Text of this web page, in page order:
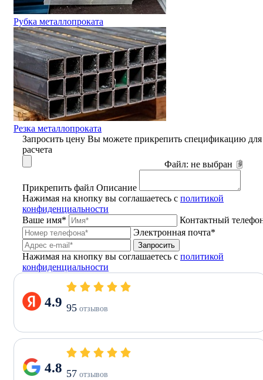
Рубка металлопроката
Резка металлопроката
Запросить цену Вы можете прикрепить спецификацию для
расчета
Файл: не выбран
Прикрепить файл Описание
Нажимая на кнопку вы соглашаетесь с политикой
конфиденциальности
Ваше имя*
Контактный
Электронная почта*
Запросить
Нажимая на кнопку вы соглашаетесь с политикой
конфиденциальности
4.9 95 отзывов
4.8 57 отзывов